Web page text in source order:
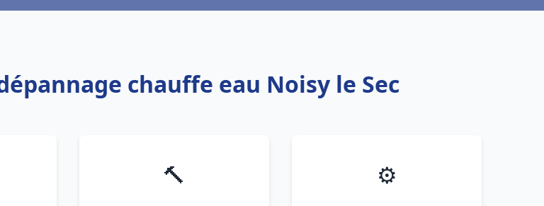
chauffe eau Noisy le Sec
🔨 ⚙️